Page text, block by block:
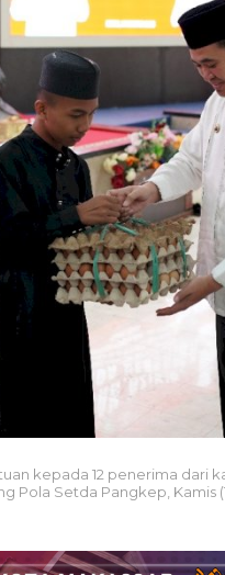
kepada 12 penerima dari
Pola Setda Pangkep,